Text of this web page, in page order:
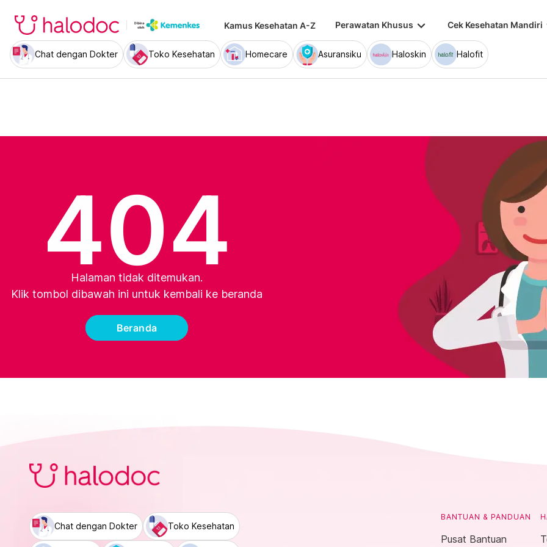
Kamus Kesehatan A-Z Perawatan Khusus keyboard_arrow_down Cek Kesehatan Mandiri
Chat dengan Dokter Toko Kesehatan Homecare Asuransiku Haloskin Halofit
404
Halaman tidak ditemukan.
Klik tombol dibawah ini untuk kembali ke beranda
Beranda
Chat dengan Dokter Toko Kesehatan
BANTUAN & PANDUAN
Pusat Bantuan